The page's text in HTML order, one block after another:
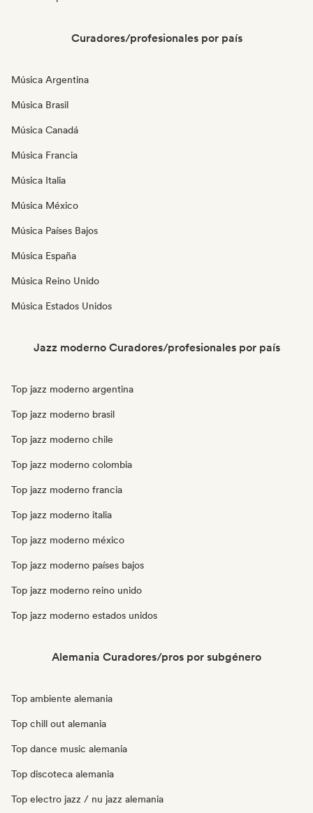
Curadores/profesionales por país
Música Argentina
Música Brasil
Música Canadá
Música Francia
Música Italia
Música México
Música Países Bajos
Música España
Música Reino Unido
Música Estados Unidos
Jazz moderno Curadores/profesionales por país
Top jazz moderno argentina
Top jazz moderno brasil
Top jazz moderno chile
Top jazz moderno colombia
Top jazz moderno francia
Top jazz moderno italia
Top jazz moderno méxico
Top jazz moderno países bajos
Top jazz moderno reino unido
Top jazz moderno estados unidos
Alemania Curadores/pros por subgénero
Top ambiente alemania
Top chill out alemania
Top dance music alemania
Top discoteca alemania
Top electro jazz / nu jazz alemania